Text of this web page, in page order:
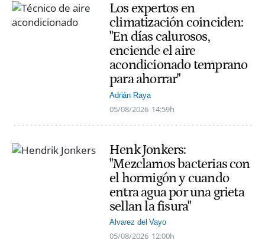
Los expertos en
climatización coinciden:
"En días calurosos,
enciende el aire
acondicionado temprano
para ahorrar"
Adrián Raya
05/08/2026 14:59h
Henk Jonkers:
"Mezclamos bacterias con
el hormigón y cuando
entra agua por una grieta
sellan la fisura"
Alvarez del Vayo
05/08/2026 12:00h